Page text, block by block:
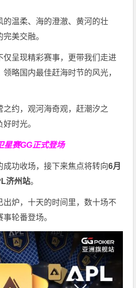
的温柔、海的澄澈、黄河的壮
美交融。
仅呈现精彩赛事，更带我们走进
略国内最佳赶海时节的风光，
之约，观河海奇观，赶潮汐之
时光。
星赛GG正式登场
成功收场，接下来焦点将转向6月
济州站。
出炉，十天的时间里，数十场不
轮番登场。